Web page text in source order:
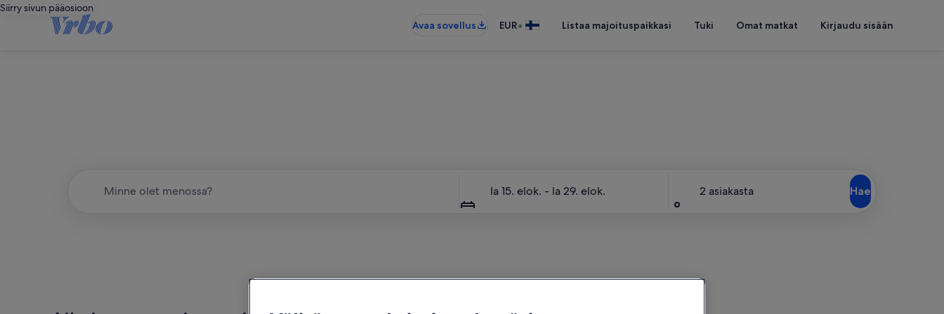
Siirry sivun pääosioon
Avaa sovellus
EUR• Listaa majoituspaikkasi Tuki Omat matkat Kirjaudu sisään
la 15. elok. - la 29. elok. 2 asiakasta Hae